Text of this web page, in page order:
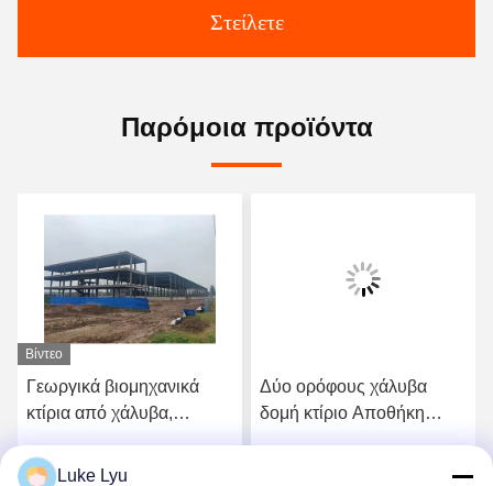
Στείλετε
Παρόμοια προϊόντα
Βίντεο
Γεωργικά βιομηχανικά
κτίρια από χάλυβα,
κατασκευή μεταλλική
Δύο ορόφους χάλυβα
δομή κτίριο Αποθήκη
Luke Lyu